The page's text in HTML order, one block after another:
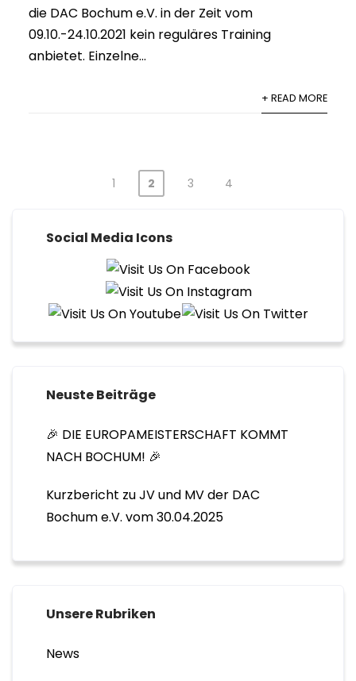
die DAC Bochum e.V. in der Zeit vom
09.10.-24.10.2021 kein reguläres Training
anbietet. Einzelne...
+ READ MORE
Seitennummerierung
1 2 3 4
Social Media Icons
Neuste Beiträge
🎉 DIE EUROPAMEISTERSCHAFT KOMMT
NACH BOCHUM! 🎉
Kurzbericht zu JV und MV der DAC
Bochum e.V. vom 30.04.2025
Unsere Rubriken
News